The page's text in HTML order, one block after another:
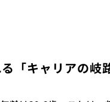
「キャリアの岐